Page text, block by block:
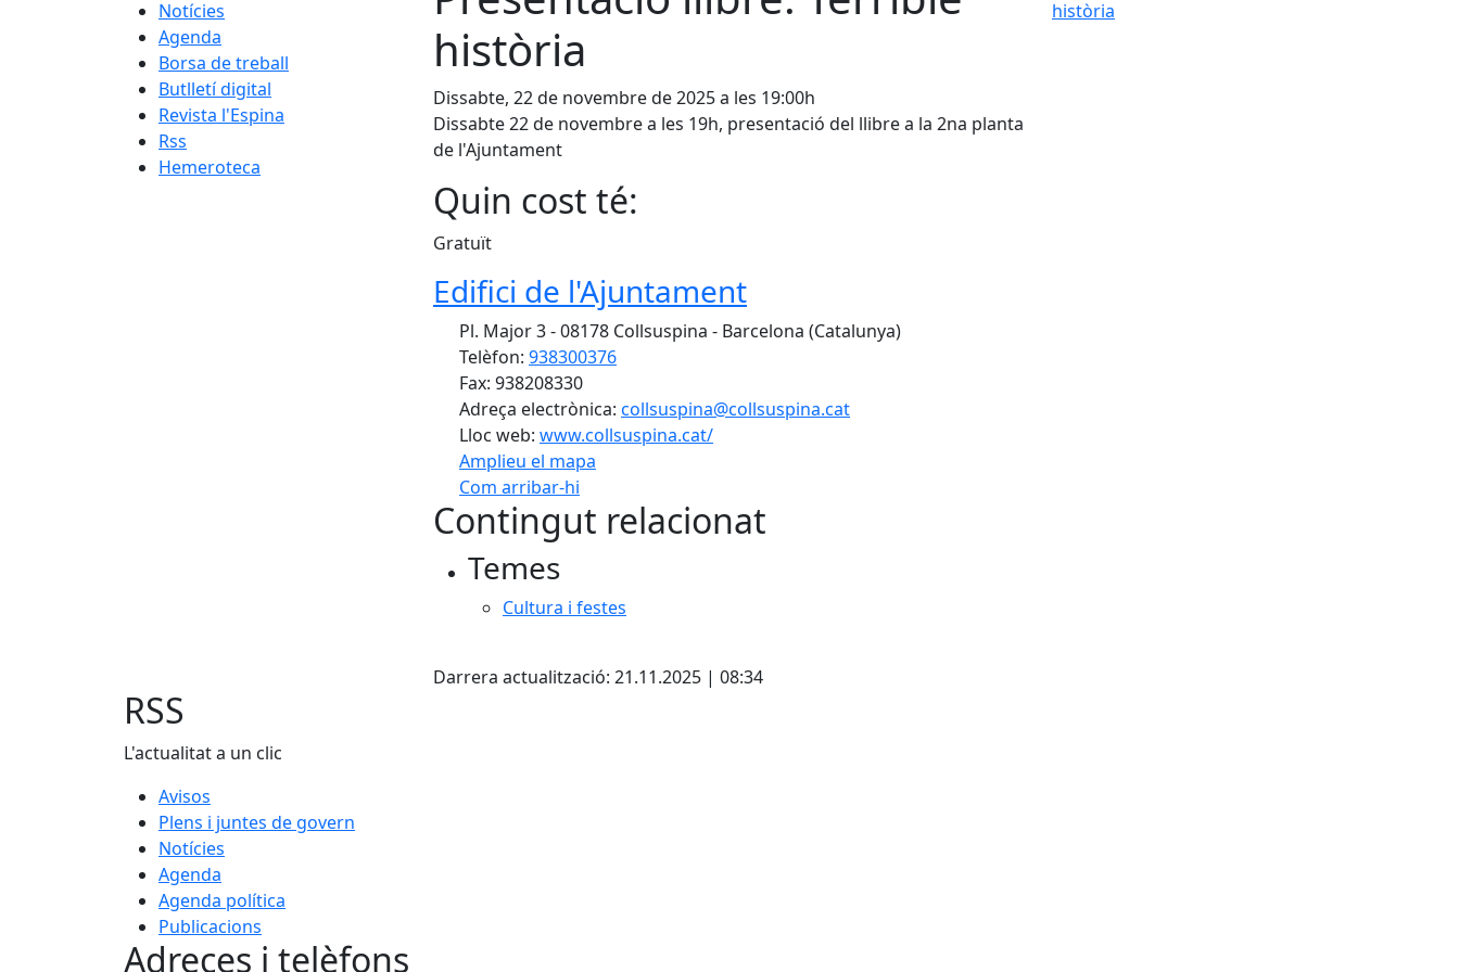
Notícies
Agenda
Borsa de treball
Butlletí digital
Revista l'Espina
Rss
Hemeroteca
història
Dissabte, 22 de novembre de 2025 a les 19:00h
Dissabte 22 de novembre a les 19h, presentació del llibre a la 2na planta
de l'Ajuntament
Quin cost té:
Gratuït
Edifici de l'Ajuntament
Pl. Major 3 - 08178 Collsuspina - Barcelona (Catalunya)
Telèfon: 938300376
Fax: 938208330
Adreça electrònica: collsuspina@collsuspina.cat
Lloc web: www.collsuspina.cat/
Amplieu el mapa
Com arribar-hi
+
−
Contingut relacionat
Temes
Cultura i festes
Darrera actualització: 21.11.2025 | 08:34
RSS
L'actualitat a un clic
Avisos
Plens i juntes de govern
Notícies
Agenda
Agenda política
Publicacions
Adreces i telèfons